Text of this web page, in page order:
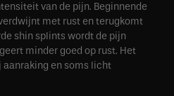
van de pijn. Beginnende
met rust en terugkomt
shin splints wordt de pijn
minder goed op rust. Het
en soms licht